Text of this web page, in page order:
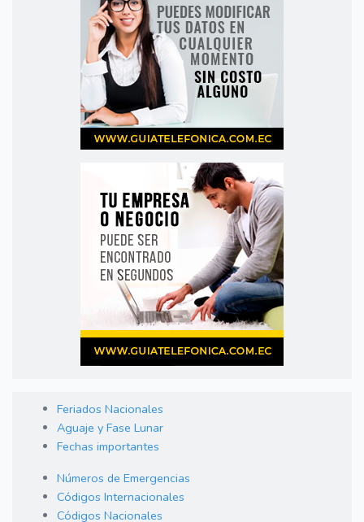
Feriados Nacionales
Aguaje y Fase Lunar
Fechas importantes
Números de Emergencias
Códigos Internacionales
Códigos Nacionales